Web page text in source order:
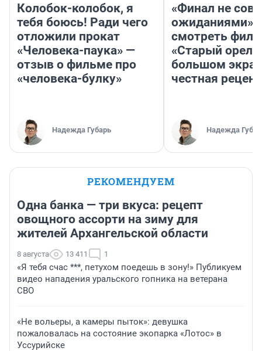
Колобок-колобок, я
тебя боюсь! Ради чего
отложили прокат
«Человека-паука» —
отзыв о фильме про
«человека-булку»
Надежда Губарь
«Финал не
ожиданиями»:
смотреть
«Старый орел»
большом
честная
Надежда
РЕКОМЕНДУЕМ
Одна банка — три вкуса: рецепт
овощного ассорти на зиму для
жителей Архангельской области
8 августа 13 411 1
«Я тебя счас ***, петухом поедешь в зону!» Публикуем
видео нападения уральского гопника на ветерана
СВО
«Не вольеры, а камеры пыток»: девушка
пожаловалась на состояние экопарка «Лотос» в
Уссурийске